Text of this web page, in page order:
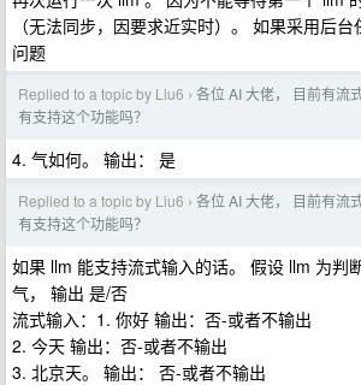
（无法同步，因要求近实时）。 如果采用后
问题
Replied to a topic by Liu6 › 各位 AI 大佬， 目前有流
有支持这个功能吗？
4. 气如何。 输出： 是
Replied to a topic by Liu6 › 各位 AI 大佬， 目前有流
有支持这个功能吗？
如果 llm 能支持流式输入的话。 假设 llm 为判
气， 输出 是/否
流式输入：1. 你好 输出：否-或者不输出
2. 今天 输出：否-或者不输出
3. 北京天。 输出： 否-或者不输出